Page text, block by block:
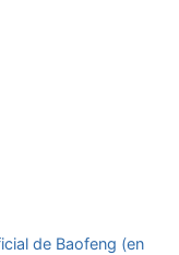
de Baofeng (en